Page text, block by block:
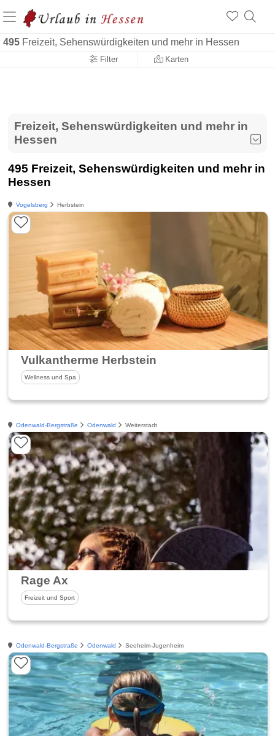
495 Freizeit, Sehenswürdigkeiten und mehr in Hessen
Filter Karten
Freizeit, Sehenswürdigkeiten und mehr in
Hessen
495 Freizeit, Sehenswürdigkeiten und mehr in
Hessen
Vogelsberg Herbstein
Vulkantherme Herbstein
Wellness und Spa
Odenwald-Bergstraße Odenwald Weiterstadt
Rage Ax
Freizeit und Sport
Odenwald-Bergstraße Odenwald Seeheim-Jugenheim